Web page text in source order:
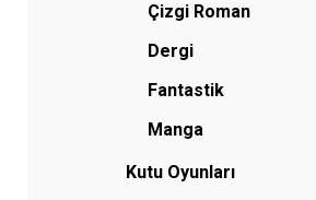
Çizgi Roman
Dergi
Fantastik
Manga
Kutu Oyunları